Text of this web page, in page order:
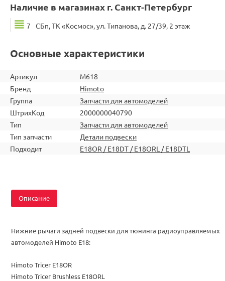
Наличие в магазинах г. Санкт-Петербург
7 СБп, ТК «Космос», ул. Типанова, д. 27/39, 2 этаж
Основные характеристики
Артикул
M618
Бренд
Himoto
Группа
Запчасти для автомоделей
ШтрихКод
2000000040790
Тип
Запчасти для автомоделей
Тип запчасти
Детали подвески
Подходит
E18OR / E18DT / E18ORL / E18DTL
Описание
Нижние рычаги задней подвески для тюнинга радиоуправляемых
автомоделей Himoto E18:
Himoto Tricer E18OR
Himoto Tricer Brushless E18ORL